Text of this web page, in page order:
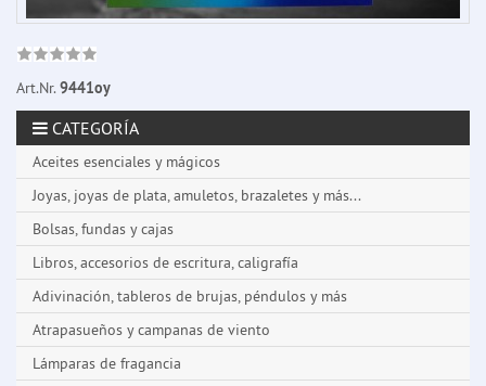
Art.Nr.9441oy
CATEGORÍA
Aceites esenciales y mágicos
Joyas, joyas de plata, amuletos, brazaletes y más...
Bolsas, fundas y cajas
Libros, accesorios de escritura, caligrafía
Adivinación, tableros de brujas, péndulos y más
Atrapasueños y campanas de viento
Lámparas de fragancia